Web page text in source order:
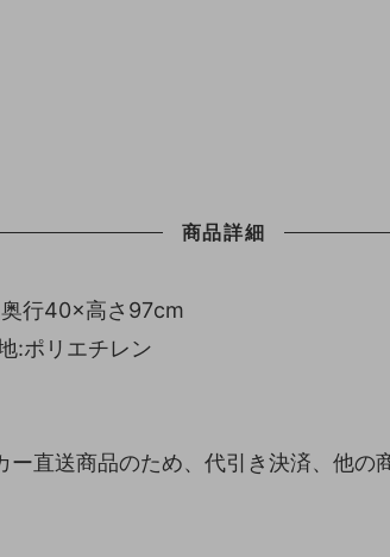
商品詳細
行40×高さ97cm
:ポリエチレン
ー直送商品のため、代引き決済、他の